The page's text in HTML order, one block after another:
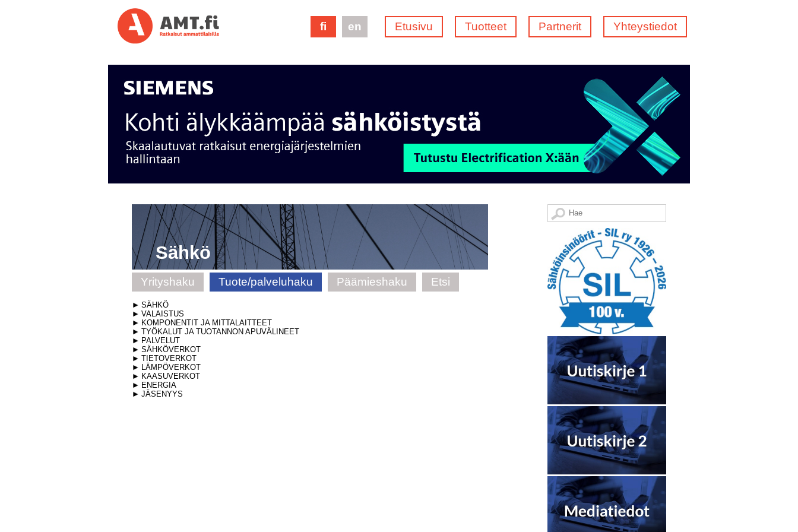
Etusivu Tuotteet Partnerit Yhteystiedot
fi en
Sähkö
Yrityshaku Tuote/palveluhaku Päämieshaku Etsi
SÄHKÖ
VALAISTUS
KOMPONENTIT JA MITTALAITTEET
TYÖKALUT JA TUOTANNON APUVÄLINEET
PALVELUT
SÄHKÖVERKOT
TIETOVERKOT
LÄMPÖVERKOT
KAASUVERKOT
ENERGIA
JÄSENYYS